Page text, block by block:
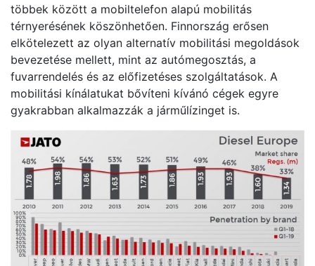
többek között a mobiltelefon alapú mobilitás
térnyerésének köszönhetően. Finnország erősen
elkötelezett az olyan alternatív mobilitási megoldások
bevezetése mellett, mint az autómegosztás, a
fuvarrendelés és az előfizetéses szolgáltatások. A
mobilitási kínálatukat bővíteni kívánó cégek egyre
gyakrabban alkalmazzák a járműlízinget is.